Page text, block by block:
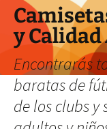
y
Encontrarás
baratas de
de los clubs y